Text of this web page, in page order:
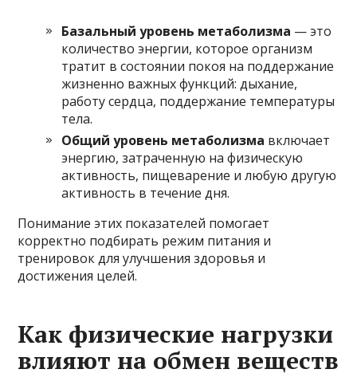
Базальный уровень метаболизма — это
количество энергии, которое организм
тратит в состоянии покоя на поддержание
жизненно важных функций: дыхание,
работу сердца, поддержание температуры
тела.
Общий уровень метаболизма включает
энергию, затраченную на физическую
активность, пищеварение и любую другую
активность в течение дня.
Понимание этих показателей помогает
корректно подбирать режим питания и
тренировок для улучшения здоровья и
достижения целей.
Как физические нагрузки
влияют на обмен веществ